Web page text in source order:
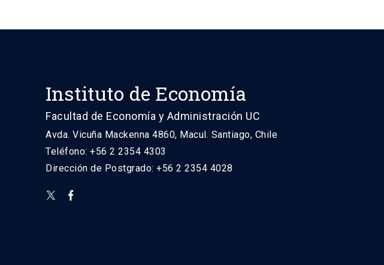
Instituto de Economía
Facultad de Economía y Administración UC
Avda. Vicuña Mackenna 4860, Macul. Santiago, Chile
Teléfono: +56 2 2354 4303
Dirección de Postgrado: +56 2 2354 4028